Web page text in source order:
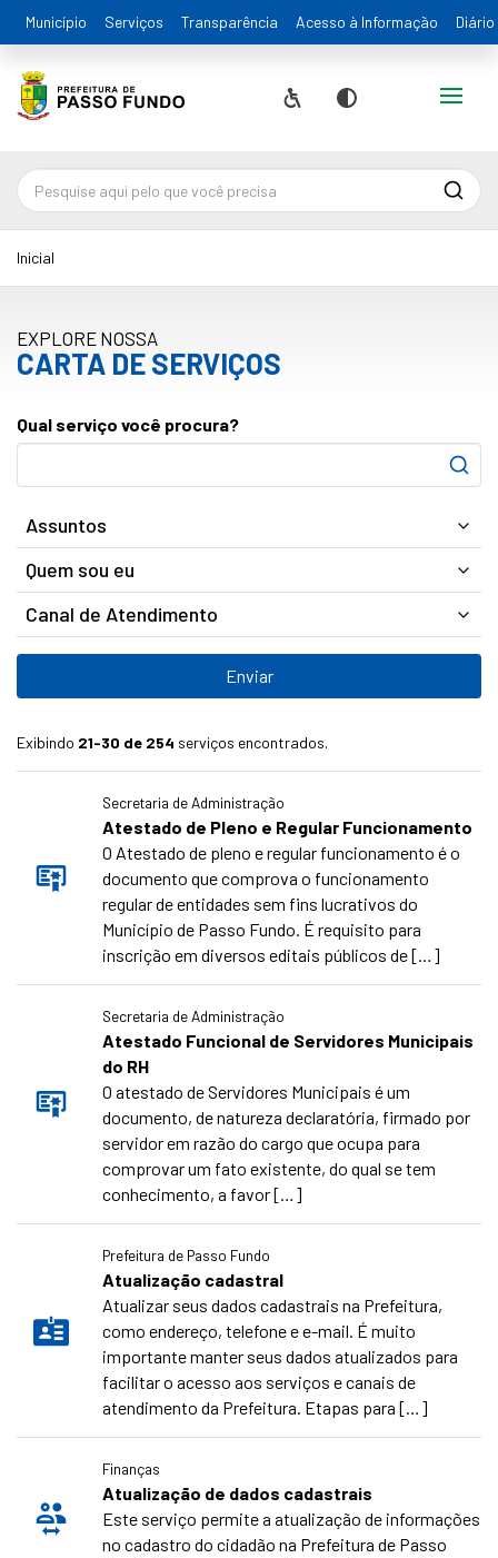
Município Serviços Transparência Acesso à Informação
Acessibilidade
Contraste
Alternar
Inicial
EXPLORE NOSSA
CARTA DE SERVIÇOS
Qual serviço você procura?
Assuntos
Quem sou eu
Canal de Atendimento
Exibindo 21-30 de 254 serviços encontrados.
Secretaria de Administração
Atestado de Pleno e Regular Funcionamento
O Atestado de pleno e regular funcionamento é o
documento que comprova o funcionamento
regular de entidades sem fins lucrativos do
Município de Passo Fundo. É requisito para
inscrição em diversos editais públicos de […]
Secretaria de Administração
Atestado Funcional de Servidores Municipais
do RH
O atestado de Servidores Municipais é um
documento, de natureza declaratória, firmado por
servidor em razão do cargo que ocupa para
comprovar um fato existente, do qual se tem
conhecimento, a favor […]
Prefeitura de Passo Fundo
Atualização cadastral
Atualizar seus dados cadastrais na Prefeitura,
como endereço, telefone e e-mail. É muito
importante manter seus dados atualizados para
facilitar o acesso aos serviços e canais de
atendimento da Prefeitura. Etapas para […]
Finanças
Atualização de dados cadastrais
Este serviço permite a atualização de informações
no cadastro do cidadão na Prefeitura de Passo